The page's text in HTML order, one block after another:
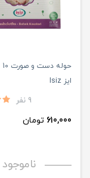
ایز Isiz
9 نفر
610,000 تومان
ناموجود